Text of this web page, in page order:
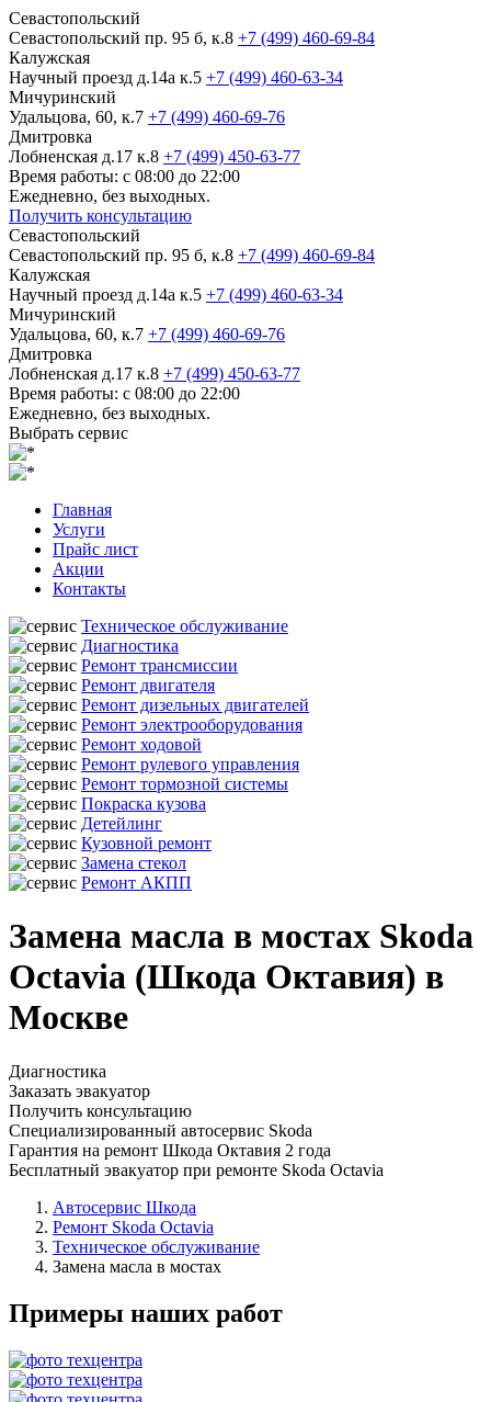
Севастопольский
Севастопольский пр. 95 б, к.8 +7 (499) 460-69-84
Калужская
Научный проезд д.14а к.5 +7 (499) 460-63-34
Мичуринский
Удальцова, 60, к.7 +7 (499) 460-69-76
Дмитровка
Лобненская д.17 к.8 +7 (499) 450-63-77
Время работы: с 08:00 до 22:00
Ежедневно, без выходных.
Получить консультацию
Севастопольский
Севастопольский пр. 95 б, к.8 +7 (499) 460-69-84
Калужская
Научный проезд д.14а к.5 +7 (499) 460-63-34
Мичуринский
Удальцова, 60, к.7 +7 (499) 460-69-76
Дмитровка
Лобненская д.17 к.8 +7 (499) 450-63-77
Время работы: с 08:00 до 22:00
Ежедневно, без выходных.
Выбрать сервис
Главная
Услуги
Прайс лист
Акции
Контакты
Техническое обслуживание
Диагностика
Ремонт трансмиссии
Ремонт двигателя
Ремонт дизельных двигателей
Ремонт электрооборудования
Ремонт ходовой
Ремонт рулевого управления
Ремонт тормозной системы
Покраска кузова
Детейлинг
Кузовной ремонт
Замена стекол
Ремонт АКПП
Замена масла в мостах Skoda
Octavia (Шкода Октавия) в
Москве
Диагностика
Заказать эвакуатор
Получить консультацию
Специализированный автосервис Skoda
Гарантия на ремонт Шкода Октавия 2 года
Бесплатный эвакуатор при ремонте Skoda Octavia
Автосервис Шкода
Ремонт Skoda Octavia
Техническое обслуживание
Замена масла в мостах
Примеры наших работ